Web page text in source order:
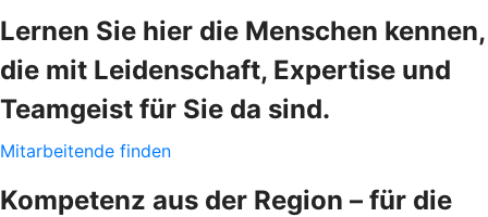
Lernen Sie hier die Menschen kennen,
die mit Leidenschaft, Expertise und
Teamgeist für Sie da sind.
Mitarbeitende finden
Kompetenz aus der Region – für die